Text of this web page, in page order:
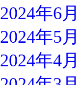
2024年6月
2024年5月
2024年4月